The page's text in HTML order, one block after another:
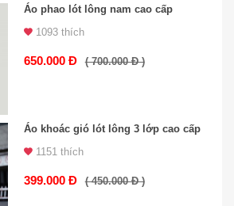
Áo phao lót lông nam cao cấp
1093 thích
650.000 Đ ( 700.000 Đ )
Áo khoác gió lót lông 3 lớp cao cấp
1151 thích
399.000 Đ ( 450.000 Đ )